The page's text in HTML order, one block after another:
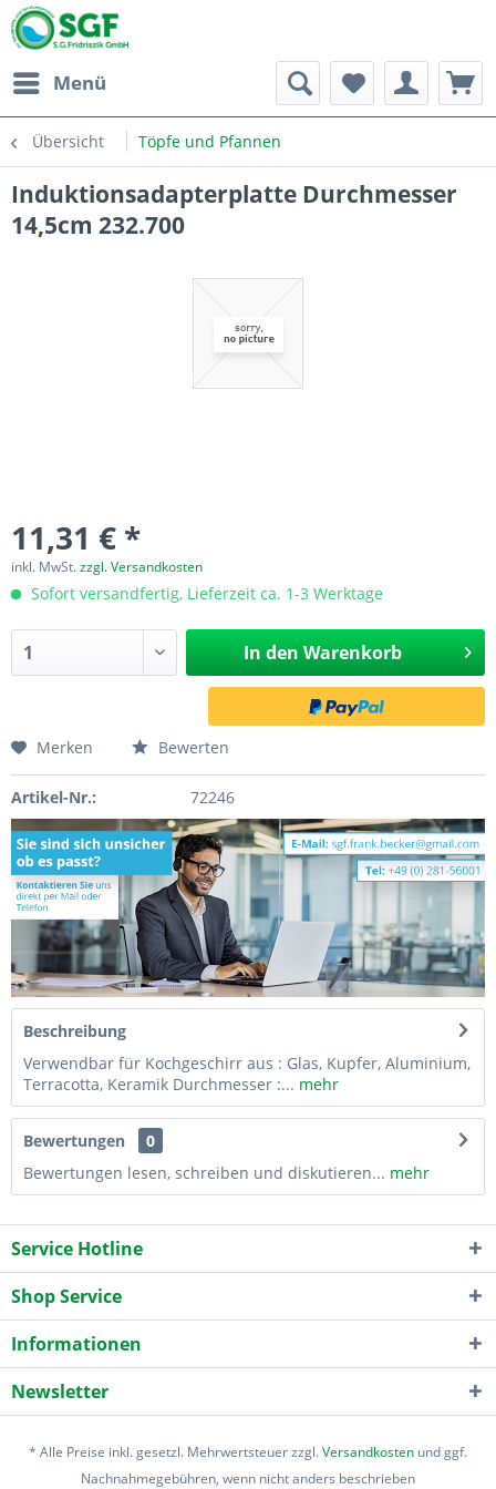
Menü
Übersicht Töpfe und Pfannen
Induktionsadapterplatte Durchmesser
14,5cm 232.700
11,31 € *
inkl. MwSt.zzgl. Versandkosten
Sofort versandfertig, Lieferzeit ca. 1-3 Werktage
In den Warenkorb
Merken Bewerten
Artikel-Nr.: 72246
Beschreibung
Verwendbar für Kochgeschirr aus : Glas, Kupfer, Aluminium,
Terracotta, Keramik Durchmesser :... mehr
Bewertungen
0
Bewertungen lesen, schreiben und diskutieren... mehr
Service Hotline
Shop Service
Informationen
Newsletter
* Alle Preise inkl. gesetzl. Mehrwertsteuer zzgl.Versandkosten und ggf.
Nachnahmegebühren, wenn nicht anders beschrieben